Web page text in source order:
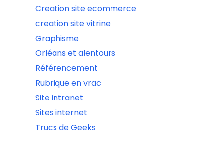
Creation site ecommerce
creation site vitrine
Graphisme
Orléans et alentours
Référencement
Rubrique en vrac
Site intranet
Sites internet
Trucs de Geeks